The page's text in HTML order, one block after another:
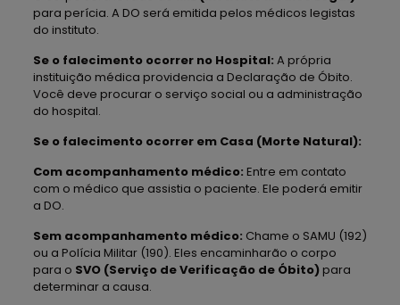
para perícia. A DO será emitida pelos médicos legistas
do instituto.
Se o falecimento ocorrer no Hospital: A própria
instituição médica providencia a Declaração de Óbito.
Você deve procurar o serviço social ou a administração
do hospital.
Se o falecimento ocorrer em Casa (Morte Natural):
Com acompanhamento médico: Entre em contato
com o médico que assistia o paciente. Ele poderá emitir
a DO.
Sem acompanhamento médico: Chame o SAMU (192)
ou a Polícia Militar (190). Eles encaminharão o corpo
para o SVO (Serviço de Verificação de Óbito)para
determinar a causa.